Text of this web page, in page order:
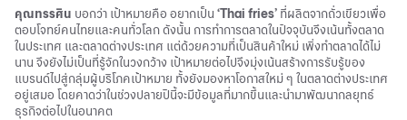
คุณทรรศิน บอกว่า เป้าหมายคือ อยากเป็น ‘Thai fries’ ที่ผลิตจากถั่วเขียวเพื่อ
ตอบโจทย์คนไทยและคนทั่วโลก ดังนั้น การทำการตลาดในปัจจุบันจึงเน้นทั้งตลาด
ในประเทศ และตลาดต่างประเทศ แต่ด้วยความที่เป็นสินค้าใหม่ เพิ่งทำตลาดได้ไม่
นาน จึงยังไม่เป็นที่รู้จักในวงกว้าง เป้าหมายต่อไปจึงมุ่งเน้นสร้างการรับรู้ของ
แบรนด์ไปสู่กลุ่มผู้บริโภคเป้าหมาย ทั้งยังมองหาโอกาสใหม่ ๆ ในตลาดต่างประเทศ
อยู่เสมอ โดยคาดว่าในช่วงปลายปีนี้จะมีข้อมูลที่มากขึ้นและนำมาพัฒนากลยุทธ์
ธุรกิจต่อไปในอนาคต